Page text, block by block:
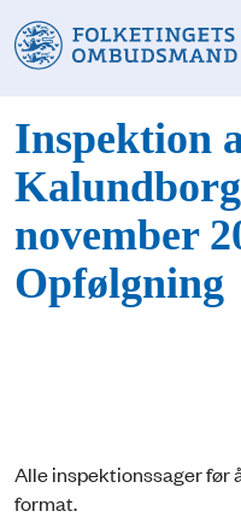
Inspektion
november
Opfølgning
Alle inspektionssager før
format.